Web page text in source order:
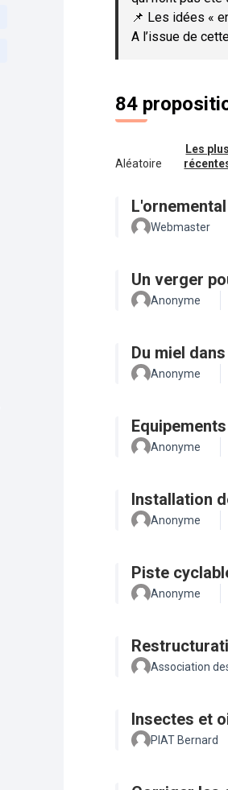
📌 Les idées «
A l’issue de
84
Aléatoire
Les plus
Webmaster
Un verger
Anonyme
Du miel
Anonyme
Anonyme
Installation
Anonyme
Piste
Anonyme
Association
Insectes et
PIAT Bernard